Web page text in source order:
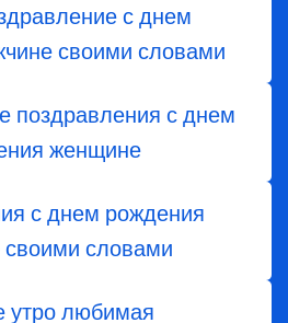
с днем
своими словами
поздравления с днем
женщине
с днем рождения
словами
утро любимая